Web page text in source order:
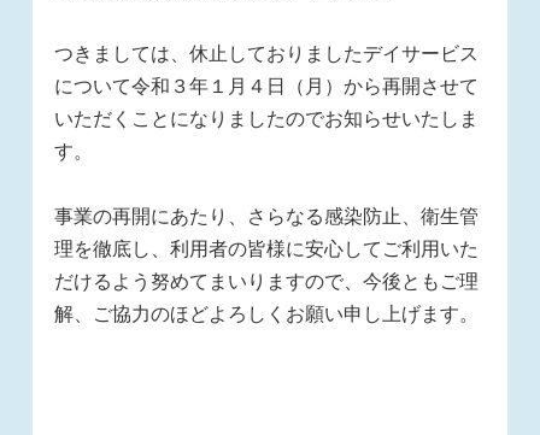
つきましては、休止しておりましたデイサービス
について令和３年１月４日（月）から再開させて
いただくことになりましたのでお知らせいたしま
す。
事業の再開にあたり、さらなる感染防止、衛生管
理を徹底し、利用者の皆様に安心してご利用いた
だけるよう努めてまいりますので、今後ともご理
解、ご協力のほどよろしくお願い申し上げます。